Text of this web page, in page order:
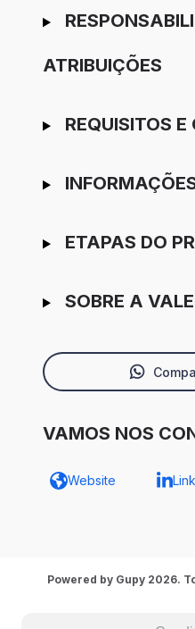
ATRIBUIÇÕES
REQUISITOS
ETAPAS DO
SOBRE A
VAMOS NOS
Website
Powered by Gupy 2026.